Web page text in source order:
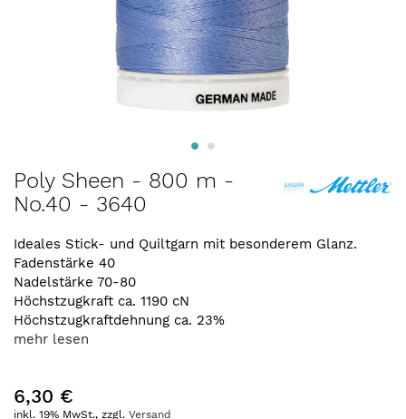
Zum
Anfang
der
springen
Poly Sheen - 800 m -
No.40 - 3640
Ideales Stick- und Quiltgarn mit besonderem Glanz.
Fadenstärke 40
Nadelstärke 70-80
Höchstzugkraft ca. 1190 cN
Höchstzugkraftdehnung ca. 23%
mehr lesen
6,30 €
inkl. 19% MwSt., zzgl. Versand